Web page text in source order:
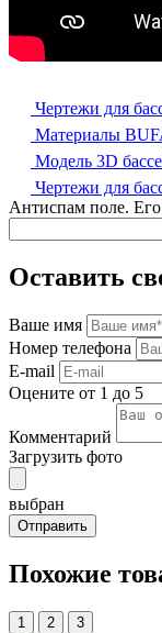
Чертежи для
Материалы
Модель 3D
Чертежи для
Антиспам поле. Его
Оставить
Ваше имя
Номер телефона
E-mail
Оцените от 1 до 5
Комментарий
Загрузить фото
выбран
Похожие
1 2 3